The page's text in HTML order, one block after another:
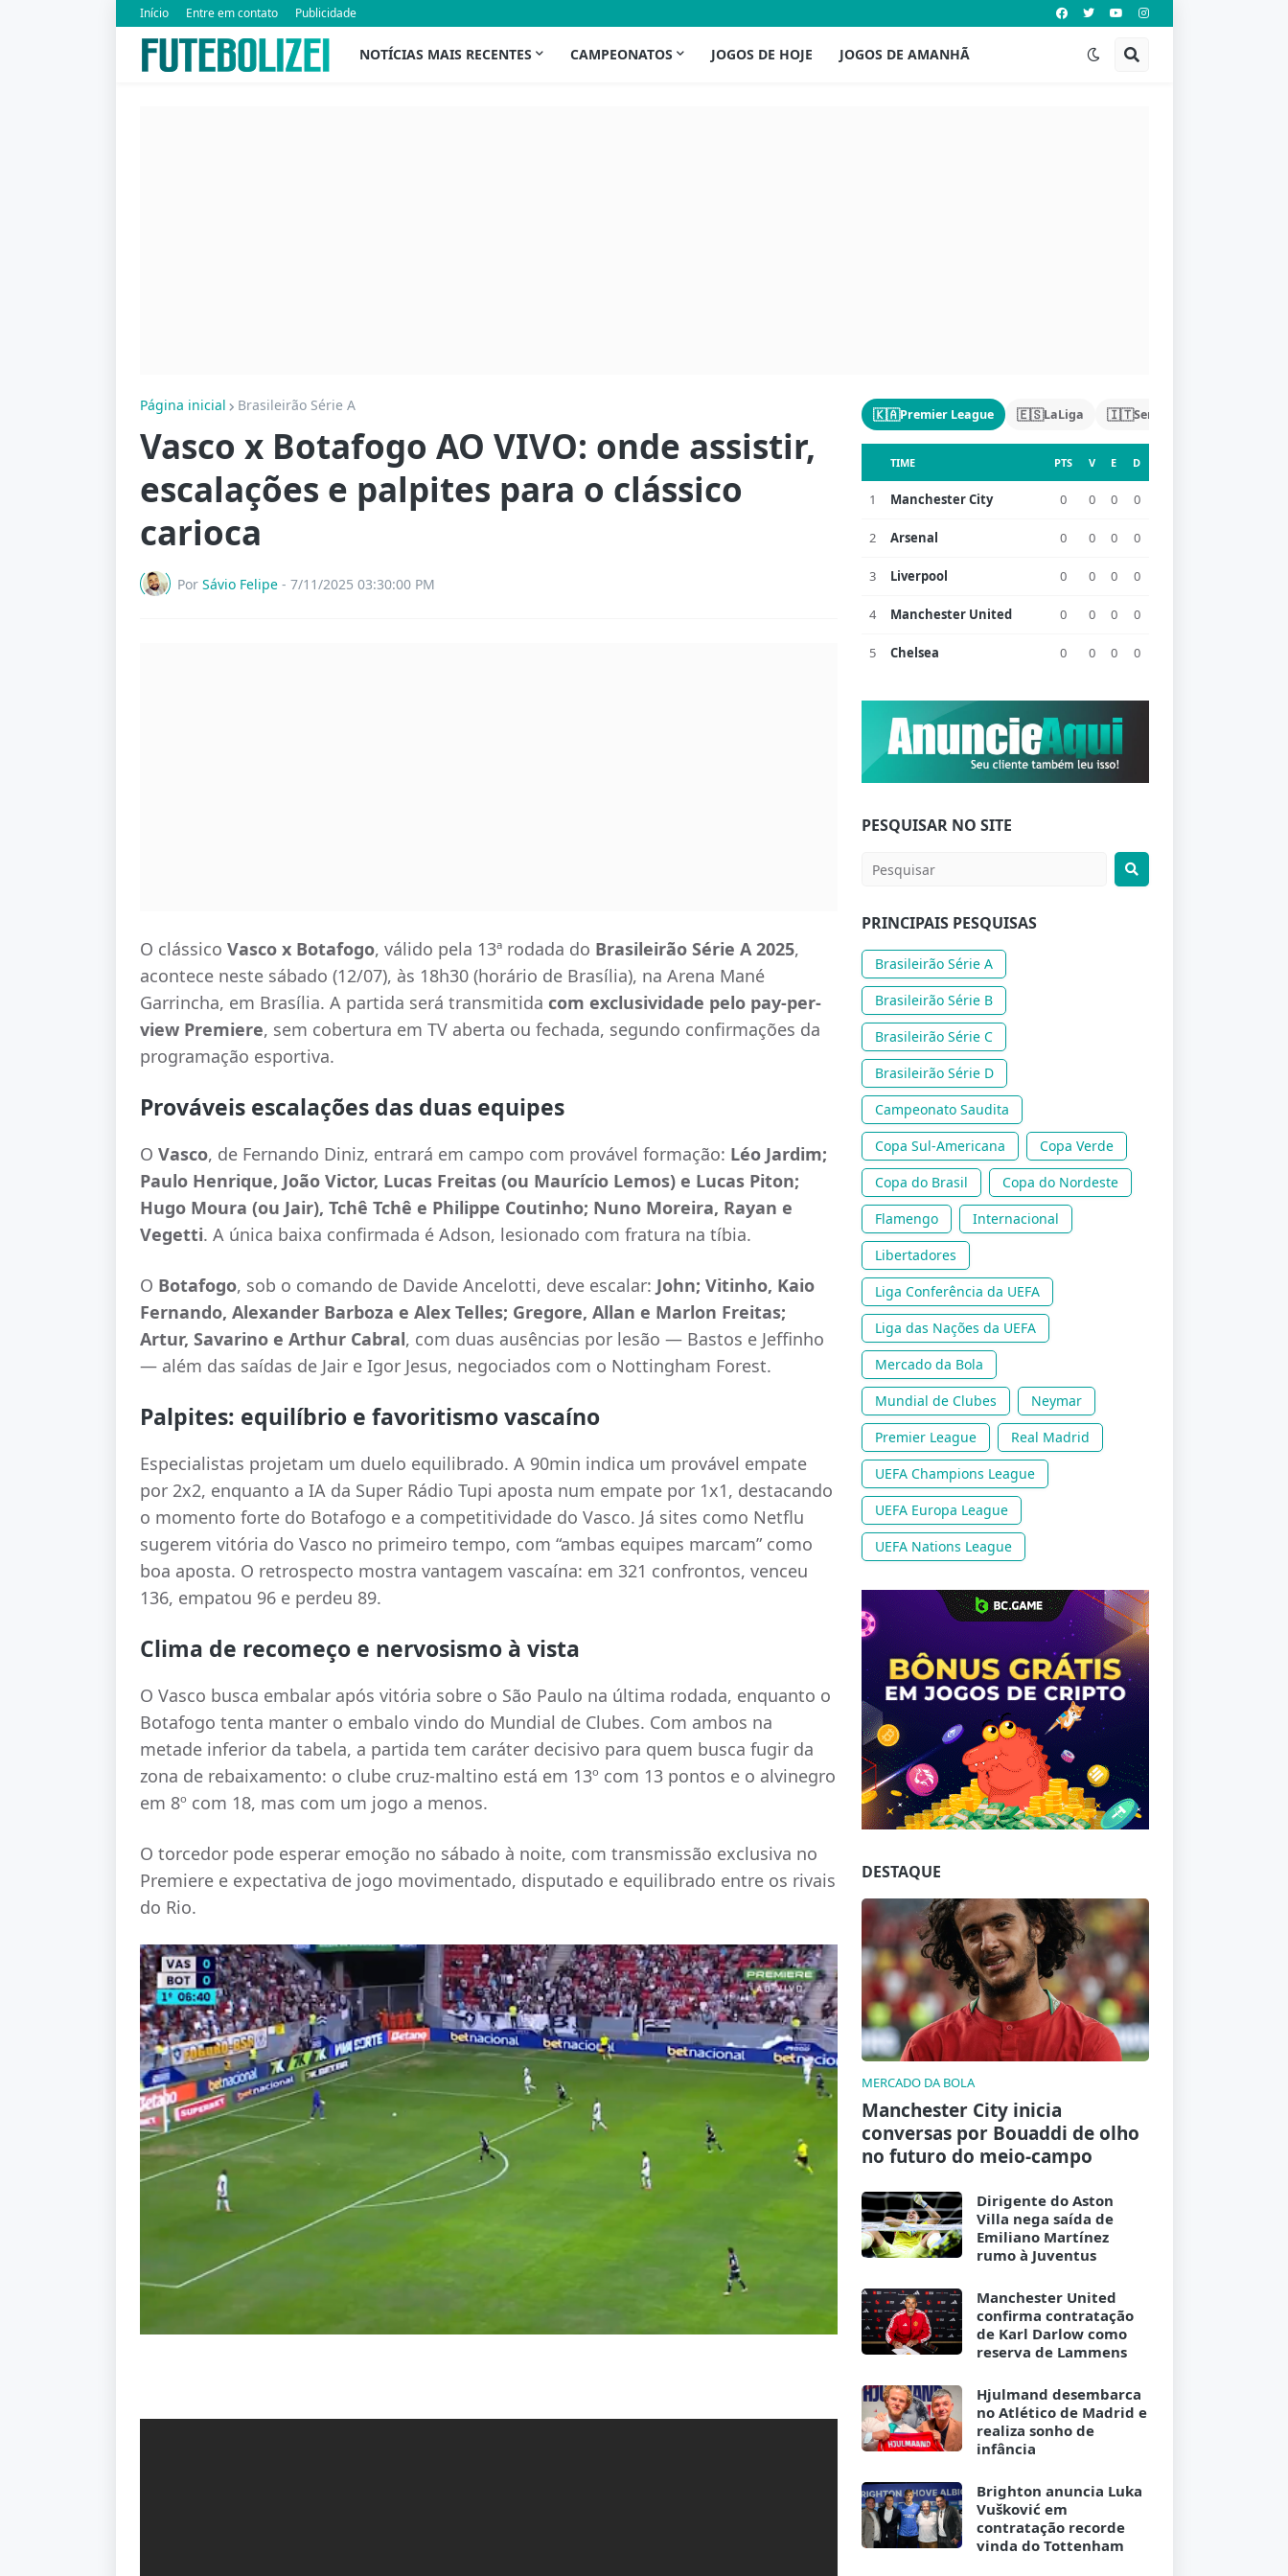
Início Entre em contato Publicidade
NOTÍCIAS MAIS RECENTES CAMPEONATOS JOGOS DE HOJE JOGOS DE AMANHÃ
Página inicial Brasileirão Série A
Vasco x Botafogo AO VIVO: onde assistir,
escalações e palpites para o clássico
carioca
Por Sávio Felipe - 7/11/2025 03:30:00 PM
O clássico Vasco x Botafogo, válido pela 13ª rodada do Brasileirão Série A 2025,
acontece neste sábado (12/07), às 18h30 (horário de Brasília), na Arena Mané
Garrincha, em Brasília. A partida será transmitida com exclusividade pelo pay-per-
view Premiere, sem cobertura em TV aberta ou fechada, segundo confirmações da
programação esportiva.
Prováveis escalações das duas equipes
O Vasco, de Fernando Diniz, entrará em campo com provável formação: Léo Jardim;
Paulo Henrique, João Victor, Lucas Freitas (ou Maurício Lemos) e Lucas Piton;
Hugo Moura (ou Jair), Tchê Tchê e Philippe Coutinho; Nuno Moreira, Rayan e
Vegetti. A única baixa confirmada é Adson, lesionado com fratura na tíbia.
O Botafogo, sob o comando de Davide Ancelotti, deve escalar: John; Vitinho, Kaio
Fernando, Alexander Barboza e Alex Telles; Gregore, Allan e Marlon Freitas;
Artur, Savarino e Arthur Cabral, com duas ausências por lesão — Bastos e Jeffinho
— além das saídas de Jair e Igor Jesus, negociados com o Nottingham Forest.
Palpites: equilíbrio e favoritismo vascaíno
Especialistas projetam um duelo equilibrado. A 90min indica um provável empate
por 2x2, enquanto a IA da Super Rádio Tupi aposta num empate por 1x1, destacando
o momento forte do Botafogo e a competitividade do Vasco. Já sites como Netflu
sugerem vitória do Vasco no primeiro tempo, com “ambas equipes marcam” como
boa aposta. O retrospecto mostra vantagem vascaína: em 321 confrontos, venceu
136, empatou 96 e perdeu 89.
Clima de recomeço e nervosismo à vista
O Vasco busca embalar após vitória sobre o São Paulo na última rodada, enquanto o
Botafogo tenta manter o embalo vindo do Mundial de Clubes. Com ambos na
metade inferior da tabela, a partida tem caráter decisivo para quem busca fugir da
zona de rebaixamento: o clube cruz-maltino está em 13º com 13 pontos e o alvinegro
em 8º com 18, mas com um jogo a menos.
O torcedor pode esperar emoção no sábado à noite, com transmissão exclusiva no
Premiere e expectativa de jogo movimentado, disputado e equilibrado entre os rivais
do Rio.
🇰🇦Premier League 🇪🇸LaLiga 🇮🇹Serie A
TIME PTS V E D
1 Manchester City 0 0 0 0
2 Arsenal 0 0 0 0
3 Liverpool 0 0 0 0
4 Manchester United 0 0 0 0
5 Chelsea 0 0 0 0
PESQUISAR NO SITE
PRINCIPAIS PESQUISAS
Brasileirão Série A
Brasileirão Série B
Brasileirão Série C
Brasileirão Série D
Campeonato Saudita
Copa Sul-Americana
Copa Verde
Copa do Brasil
Copa do Nordeste
Flamengo
Internacional
Libertadores
Liga Conferência da UEFA
Liga das Nações da UEFA
Mercado da Bola
Mundial de Clubes
Neymar
Premier League
Real Madrid
UEFA Champions League
UEFA Europa League
UEFA Nations League
Jogue com responsabilidade. 18+
DESTAQUE
MERCADO DA BOLA
Manchester City inicia
conversas por Bouaddi de olho
no futuro do meio-campo
Dirigente do Aston
Villa nega saída de
Emiliano Martínez
rumo à Juventus
Manchester United
confirma contratação
de Karl Darlow como
reserva de Lammens
Hjulmand desembarca
no Atlético de Madrid e
realiza sonho de
infância
Brighton anuncia Luka
Vušković em
contratação recorde
vinda do Tottenham